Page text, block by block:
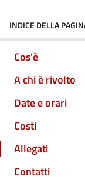
INDICE DELLA
Cos'è
A chi è rivolto
Date e orari
Costi
Allegati
Contatti